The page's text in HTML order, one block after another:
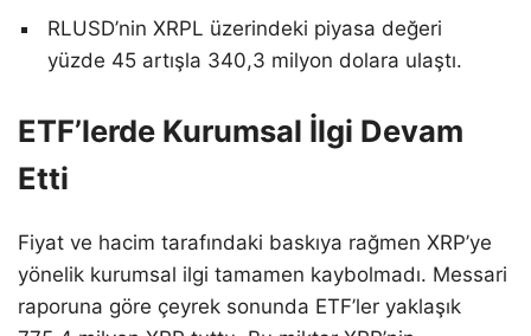
RLUSD’nin XRPL üzerindeki piyasa değeri
yüzde 45 artışla 340,3 milyon dolara ulaştı.
ETF’lerde Kurumsal İlgi Devam
Etti
Fiyat ve hacim tarafındaki baskıya rağmen XRP’ye
yönelik kurumsal ilgi tamamen kaybolmadı. Messari
raporuna göre çeyrek sonunda ETF’ler yaklaşık